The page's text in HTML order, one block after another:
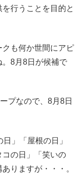
行うことを目的と
も何か世間にアピ
8月8日が候補で
プなので、8月8日
」「屋根の日」
コの日」「笑いの
りますが・・・。